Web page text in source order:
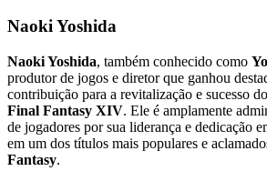
Naoki Yoshida
Naoki Yoshida, também conhecido como
produtor de jogos e diretor que ganhou
contribuição para a revitalização e sucesso
Final Fantasy XIV. Ele é amplamente
de jogadores por sua liderança e dedicação
em um dos títulos mais populares e
Fantasy.